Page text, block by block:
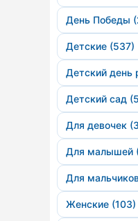
День Победы
Детские (537)
Детский день
Детский сад
Для девочек
Для малышей
Для
Женские (103)